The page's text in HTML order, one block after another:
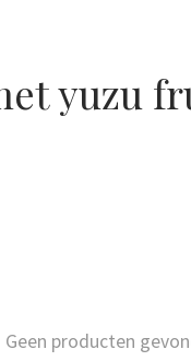
yuzu
Geen producten